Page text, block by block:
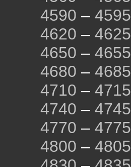
4590 – 4595
4620 – 4625
4650 – 4655
4680 – 4685
4710 – 4715
4740 – 4745
4770 – 4775
4800 – 4805